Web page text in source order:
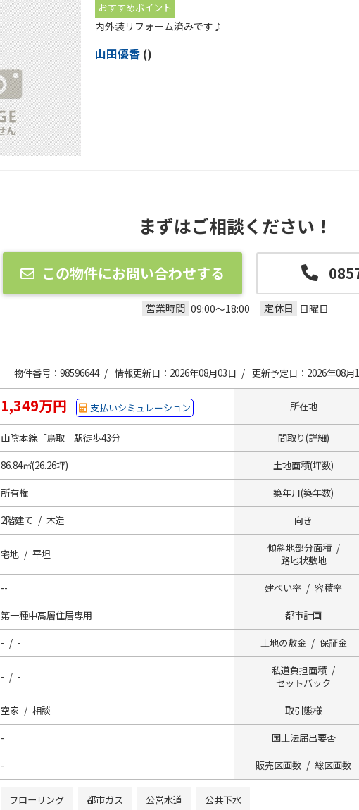
おすすめポイント
内外装リフォーム済みです♪
山田優香 ()
まずはご相談ください！
この物件にお問い合わせする
営業時間 09:00～18:00 定休日 日曜日
物件番号：98596644 / 情報更新日：2026年08月03日 / 更新予定日：2026年08
1,349万円 支払いシミュレーション 所在地
山陰本線「鳥取」駅徒歩43分 間取り(詳細)
86.84㎡(26.26坪) 土地面積(坪数)
所有権 築年月(築年数)
2階建て / 木造 向き
宅地 / 平坦
傾斜地部分面積 /
路地状敷地
-- 建ぺい率 / 容積率
第一種中高層住居専用 都市計画
- / - 土地の敷金 / 保証金
- / -
私道負担面積 /
セットバック
空家 / 相談 取引態様
- 国土法届出要否
- 販売区画数 / 総区画数
フローリング 都市ガス 公営水道 公共下水